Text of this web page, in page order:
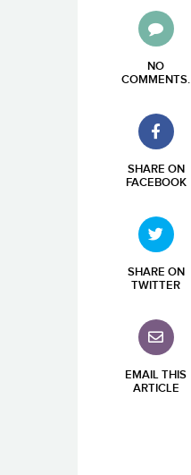
NO
COMMENTS.
SHARE ON
FACEBOOK
SHARE ON
TWITTER
EMAIL THIS
ARTICLE